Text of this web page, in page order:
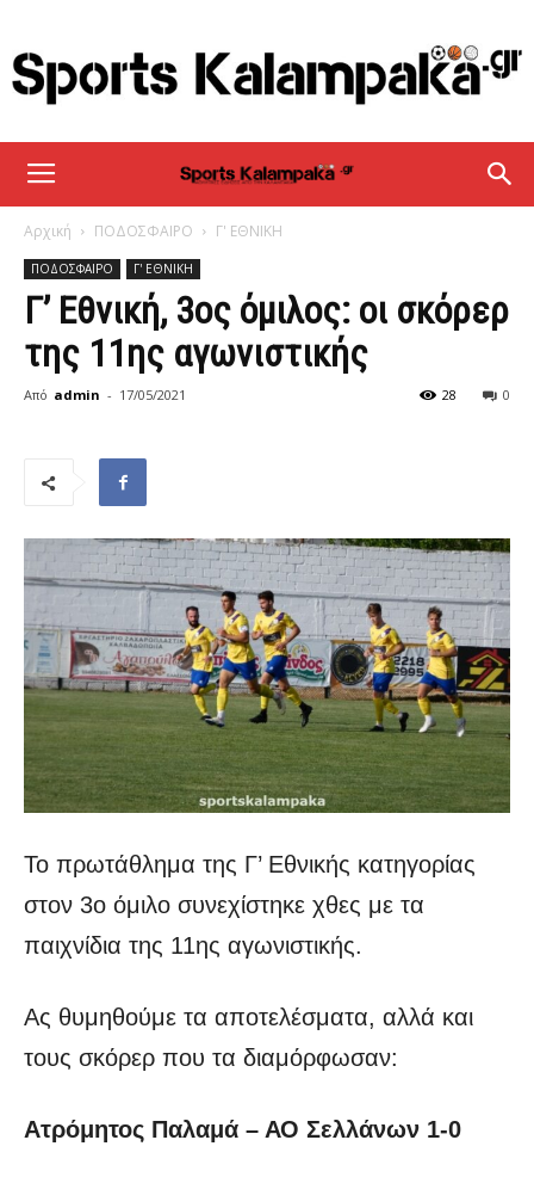
sportskalampaka
Αρχική ΠΟΔΟΣΦΑΙΡΟ Γ' ΕΘΝΙΚΗ
ΠΟΔΟΣΦΑΙΡΟ Γ' ΕΘΝΙΚΗ
Γ’ Εθνική, 3ος όμιλος: οι σκόρερ
της 11ης αγωνιστικής
Από admin - 17/05/2021 0
28
Το πρωτάθλημα της Γ’ Εθνικής κατηγορίας
στον 3ο όμιλο συνεχίστηκε χθες με τα
παιχνίδια της 11ης αγωνιστικής.
Ας θυμηθούμε τα αποτελέσματα, αλλά και
τους σκόρερ που τα διαμόρφωσαν:
Ατρόμητος Παλαμά – ΑΟ Σελλάνων 1-0